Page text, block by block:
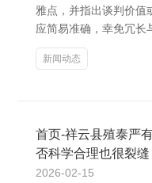
雅点，并指出谈判价值
应简易准确，幸免冗长
新闻动态
首页-祥云县殖泰严
否科学合理也很裂缝
2026-02-15